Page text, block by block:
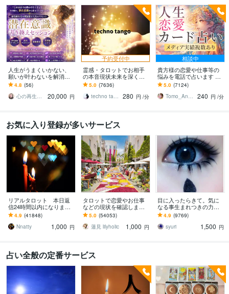
人生がうまくいかない、
願いが叶わないを解消し
ます 現実を変えるために
努力したのに、自力では
もう無理と感じている
4.8 (56)
心の再生セラピスト YASUKO
20,000 円
予約受付中
霊感・タロットでお相手
の本音現状未来を深く視
ます 恋愛・仕事・家族・
人間関係の本質を見抜き
スピード解決へ
5.0 (7636)
techno tango
280 円 /分
相談中
貴方様の恋愛や仕事等の
悩みを電話で占います タ
ロットカード、オラクル
カード、ルノルマンカー
ドを使用します
5.0 (7124)
Tomo_Angel7
240 円 /分
お気に入り登録が多いサービス
リアルタロット 本日返
信24時間以内になります
❤︎タイトルをご確認くださ
い❤︎
4.9 (41848)
Nnatty
1,000 円
タロットで恋愛やお仕事
などの現状を確認します
アドバイスもしっかりお
届けしますので安心して
ください♡
5.0 (54053)
蓮見 lilyholic
1,000 円
目に入ったらきて。気に
なる事生まれつきの力で
視ます 視ましょう恋愛や
仕事などこの先など
4.9 (9769)
syuri
1,500 円
占い全般の定番サービス